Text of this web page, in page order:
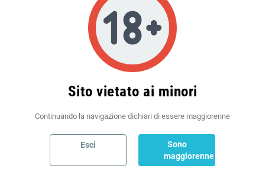
Politiche per le spedizioni
(modificale nel modulo Rassicurazioni cliente)
Sito vietato ai minori
Continuando la navigazione dichiari di essere maggiorenne
Esci
Sono
maggiorenne